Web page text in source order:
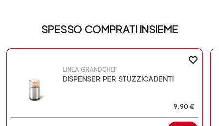
SPESSO COMPRATI INSIEME
LINEA GRANDCHEF
DISPENSER PER STUZZICADENTI
9,90 €